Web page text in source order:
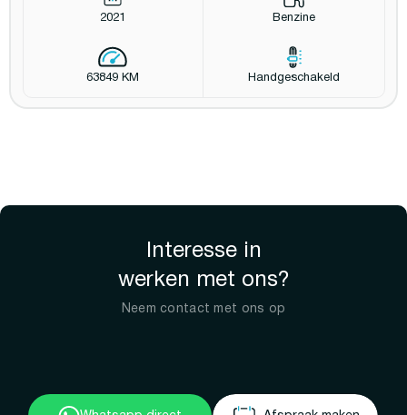
2021 Benzine
63849 KM Handgeschakeld
Interesse in
werken met ons?
Neem contact met ons op